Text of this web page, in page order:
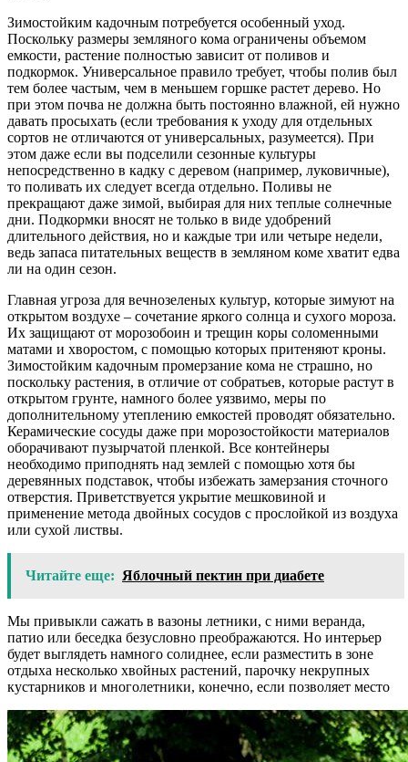
Зимостойким кадочным потребуется особенный уход.
Поскольку размеры земляного кома ограничены объемом
емкости, растение полностью зависит от поливов и
подкормок. Универсальное правило требует, чтобы полив был
тем более частым, чем в меньшем горшке растет дерево. Но
при этом почва не должна быть постоянно влажной, ей нужно
давать просыхать (если требования к уходу для отдельных
сортов не отличаются от универсальных, разумеется). При
этом даже если вы подселили сезонные культуры
непосредственно в кадку с деревом (например, луковичные),
то поливать их следует всегда отдельно. Поливы не
прекращают даже зимой, выбирая для них теплые солнечные
дни. Подкормки вносят не только в виде удобрений
длительного действия, но и каждые три или четыре недели,
ведь запаса питательных веществ в земляном коме хватит едва
ли на один сезон.
Главная угроза для вечнозеленых культур, которые зимуют на
открытом воздухе – сочетание яркого солнца и сухого мороза.
Их защищают от морозобоин и трещин коры соломенными
матами и хворостом, с помощью которых притеняют кроны.
Зимостойким кадочным промерзание кома не страшно, но
поскольку растения, в отличие от собратьев, которые растут в
открытом грунте, намного более уязвимо, меры по
дополнительному утеплению емкостей проводят обязательно.
Керамические сосуды даже при морозостойкости материалов
оборачивают пузырчатой пленкой. Все контейнеры
необходимо приподнять над землей с помощью хотя бы
деревянных подставок, чтобы избежать замерзания сточного
отверстия. Приветствуется укрытие мешковиной и
применение метода двойных сосудов с прослойкой из воздуха
или сухой листвы.
Читайте еще: Яблочный пектин при диабете
Мы привыкли сажать в вазоны летники, с ними веранда,
патио или беседка безусловно преображаются. Но интерьер
будет выглядеть намного солиднее, если разместить в зоне
отдыха несколько хвойных растений, парочку некрупных
кустарников и многолетники, конечно, если позволяет место